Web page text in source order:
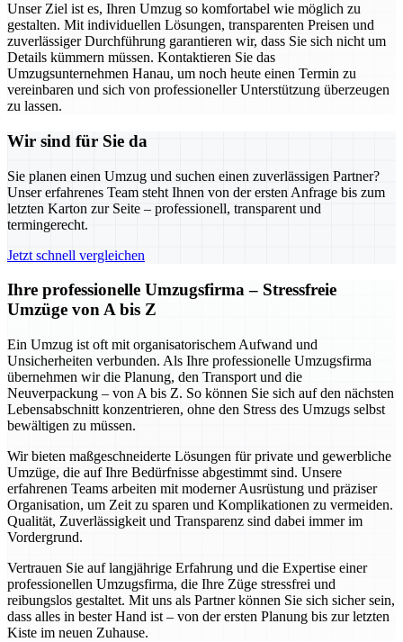
Unser Ziel ist es, Ihren Umzug so komfortabel wie möglich zu
gestalten. Mit individuellen Lösungen, transparenten Preisen und
zuverlässiger Durchführung garantieren wir, dass Sie sich nicht um
Details kümmern müssen. Kontaktieren Sie das
Umzugsunternehmen Hanau, um noch heute einen Termin zu
vereinbaren und sich von professioneller Unterstützung überzeugen
zu lassen.
Wir sind für Sie da
Sie planen einen Umzug und suchen einen zuverlässigen Partner?
Unser erfahrenes Team steht Ihnen von der ersten Anfrage bis zum
letzten Karton zur Seite – professionell, transparent und
termingerecht.
Jetzt schnell vergleichen
Ihre professionelle Umzugsfirma – Stressfreie
Umzüge von A bis Z
Ein Umzug ist oft mit organisatorischem Aufwand und
Unsicherheiten verbunden. Als Ihre professionelle Umzugsfirma
übernehmen wir die Planung, den Transport und die
Neuverpackung – von A bis Z. So können Sie sich auf den nächsten
Lebensabschnitt konzentrieren, ohne den Stress des Umzugs selbst
bewältigen zu müssen.
Wir bieten maßgeschneiderte Lösungen für private und gewerbliche
Umzüge, die auf Ihre Bedürfnisse abgestimmt sind. Unsere
erfahrenen Teams arbeiten mit moderner Ausrüstung und präziser
Organisation, um Zeit zu sparen und Komplikationen zu vermeiden.
Qualität, Zuverlässigkeit und Transparenz sind dabei immer im
Vordergrund.
Vertrauen Sie auf langjährige Erfahrung und die Expertise einer
professionellen Umzugsfirma, die Ihre Züge stressfrei und
reibungslos gestaltet. Mit uns als Partner können Sie sich sicher sein,
dass alles in bester Hand ist – von der ersten Planung bis zur letzten
Kiste im neuen Zuhause.